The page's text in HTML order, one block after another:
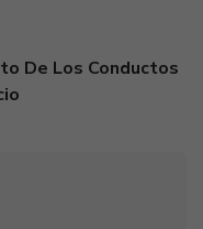
De Los Conductos